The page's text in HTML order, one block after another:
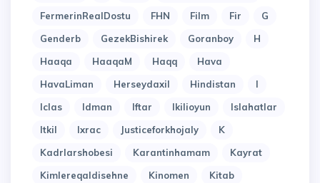
FermerinRealDostu
FHN Film Fir
G
Genderb
GezekBishirek Goranboy
H
Haaqa
HaaqaM Haqq
Hava
HavaLiman
Herseydaxil Hindistan
I
Iclas
Idman Iftar Ikilioyun
Islahatlar
Itkil
Ixrac Justiceforkhojaly
K
Kadrlarshobesi
Karantinhamam
Kayrat
Kimlereqaldisehne
Kinomen
Kitab